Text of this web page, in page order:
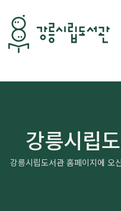
강릉시립
강릉시립도서관 홈페이지에 오